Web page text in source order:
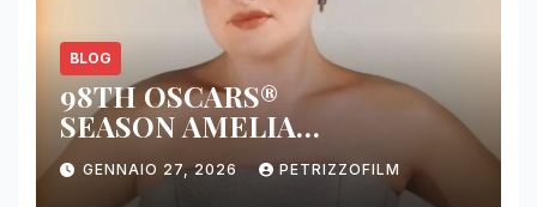
BLOG
98TH OSCARS®
SEASON AMELIA
DIMOLDENBERG RETURNS
FOR THIRD YEAR
GENNAIO 27, 2026 PETRIZZOFILM